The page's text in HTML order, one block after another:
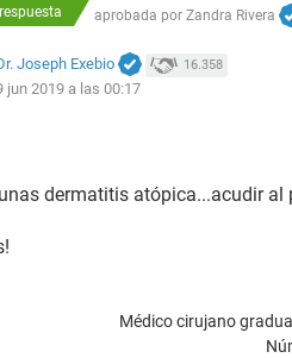
aprobada por Zandra Rivera
Joseph Exebio 16.358
jun 2019 a las 00:17
dermatitis atópica...acudir
Médico cirujano